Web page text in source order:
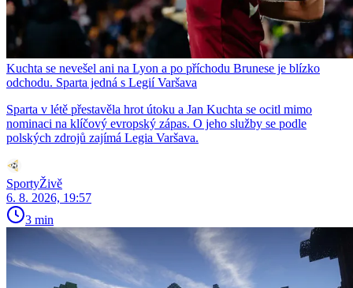
Kuchta se nevešel ani na Lyon a po příchodu Brunese je blízko
odchodu. Sparta jedná s Legií Varšava
Sparta v létě přestavěla hrot útoku a Jan Kuchta se ocitl mimo
nominaci na klíčový evropský zápas. O jeho služby se podle
polských zdrojů zajímá Legia Varšava.
SportyŽivě
6. 8. 2026, 19:57
3 min